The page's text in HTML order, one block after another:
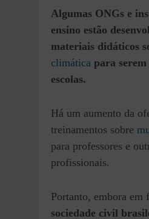
Algumas ONGs e
ensino estão
materiais didáticos
climática para
escolas.
Há um aumento da
treinamentos sobre
para professores e
profissionais.
Portanto, embora em
sociedade civil